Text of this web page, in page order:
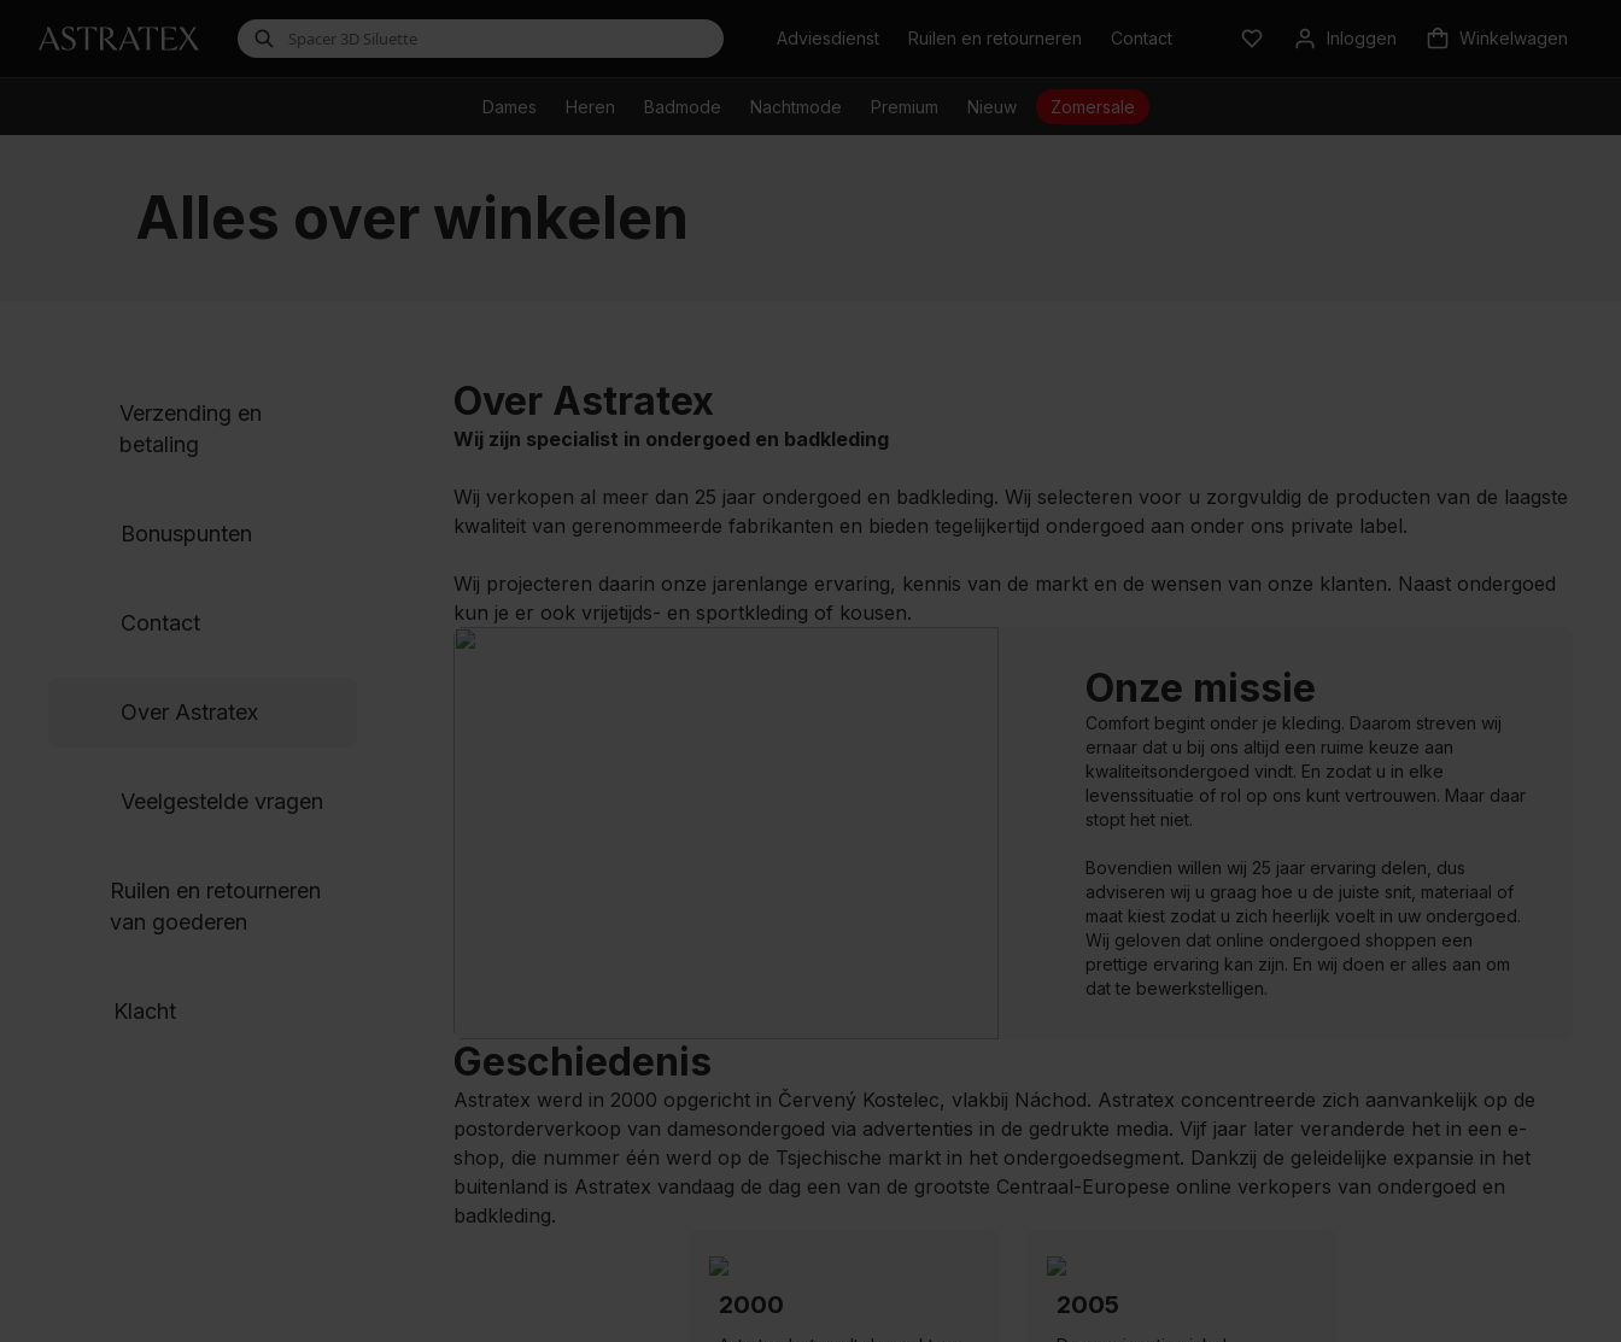
ZoekenAdviesdienst Ruilen en retourneren Contact Inloggen Winkelwagen
Dames Heren Badmode Nachtmode Premium Nieuw Zomersale
Alles over winkelen
Verzending en
betaling
Bonuspunten
Contact
Over Astratex
Veelgestelde vragen
Ruilen en retourneren
van goederen
Klacht
Over Astratex
Wij zijn specialist in ondergoed en badkleding
Wij verkopen al meer dan 25 jaar ondergoed en badkleding. Wij selecteren voor u zorgvuldig de producten van de laagste
kwaliteit van gerenommeerde fabrikanten en bieden tegelijkertijd ondergoed aan onder ons private label.
Wij projecteren daarin onze jarenlange ervaring, kennis van de markt en de wensen van onze klanten. Naast ondergoed
kun je er ook vrijetijds- en sportkleding of kousen.
Onze missie
Comfort begint onder je kleding. Daarom streven wij
ernaar dat u bij ons altijd een ruime keuze aan
kwaliteitsondergoed vindt. En zodat u in elke
levenssituatie of rol op ons kunt vertrouwen. Maar daar
stopt het niet.
Bovendien willen wij 25 jaar ervaring delen, dus
adviseren wij u graag hoe u de juiste snit, materiaal of
maat kiest zodat u zich heerlijk voelt in uw ondergoed.
Wij geloven dat online ondergoed shoppen een
prettige ervaring kan zijn. En wij doen er alles aan om
dat te bewerkstelligen.
Geschiedenis
Astratex werd in 2000 opgericht in Červený Kostelec, vlakbij Náchod. Astratex concentreerde zich aanvankelijk op de
postorderverkoop van damesondergoed via advertenties in de gedrukte media. Vijf jaar later veranderde het in een e-
shop, die nummer één werd op de Tsjechische markt in het ondergoedsegment. Dankzij de geleidelijke expansie in het
buitenland is Astratex vandaag de dag een van de grootste Centraal-Europese online verkopers van ondergoed en
badkleding.
2000 2005